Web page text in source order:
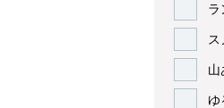
ラ
ス
山
ゆ